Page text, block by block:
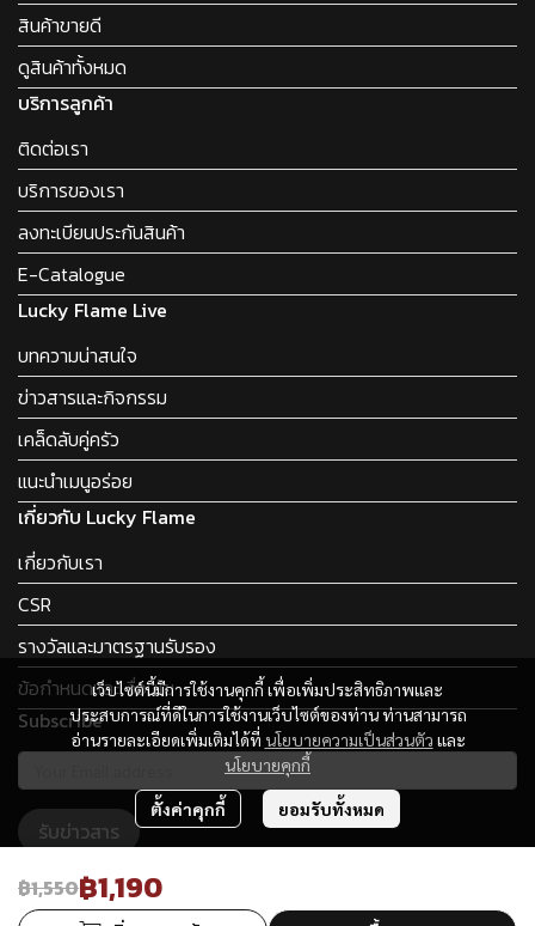
฿1,550฿1,190
เว็บไซต์นี้มีการใช้งานคุกกี้ เพื่อเพิ่มประสิทธิภาพและ
ประสบการณ์ที่ดีในการใช้งานเว็บไซต์ของท่าน ท่านสามารถ
อ่านรายละเอียดเพิ่มเติมได้ที่ นโยบายความเป็นส่วนตัว และ
นโยบายคุกกี้
ตั้งค่าคุกกี้ ยอมรับทั้งหมด
สินค้าขายดี
ดูสินค้าทั้งหมด
บริการลูกค้า
ติดต่อเรา
บริการของเรา
ลงทะเบียนประกันสินค้า
E-Catalogue
Lucky Flame Live
บทความน่าสนใจ
ข่าวสารและกิจกรรม
เคล็ดลับคู่ครัว
แนะนำเมนูอร่อย
เกี่ยวกับ Lucky Flame
เกี่ยวกับเรา
CSR
รางวัลและมาตรฐานรับรอง
ข้อกำหนดและเงื่อนไข
Subscribe
รับข่าวสาร